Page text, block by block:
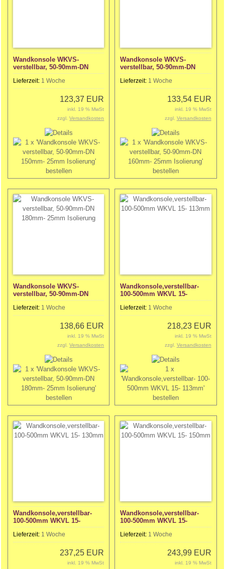
Wandkonsole WKVS-
verstellbar, 50-90mm-DN
150mm- 25mm Isolierung
Lieferzeit: 1 Woche
123,37 EUR
inkl. 19 % MwSt
zzgl.Versandkosten
Wandkonsole WKVS-
verstellbar, 50-90mm-DN
160mm- 25mm Isolierung
Lieferzeit: 1 Woche
133,54 EUR
inkl. 19 % MwSt
zzgl. Versandkosten
Wandkonsole WKVS-
verstellbar, 50-90mm-DN
180mm- 25mm Isolierung
Lieferzeit: 1 Woche
138,66 EUR
inkl. 19 % MwSt
zzgl.Versandkosten
Wandkonsole,verstellbar-
100-500mm WKVL 15-
113mm
Lieferzeit: 1 Woche
218,23 EUR
inkl. 19 % MwSt
zzgl. Versandkosten
Wandkonsole,verstellbar-
100-500mm WKVL 15-
130mm
Lieferzeit: 1 Woche
237,25 EUR
inkl. 19 % MwSt
Wandkonsole,verstellbar-
100-500mm WKVL 15-
150mm
Lieferzeit: 1 Woche
243,99 EUR
inkl. 19 % MwSt